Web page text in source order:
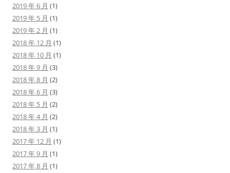
2019 年 6 月 (1)
2019 年 5 月 (1)
2019 年 2 月 (1)
2018 年 12 月 (1)
2018 年 10 月 (1)
2018 年 9 月 (3)
2018 年 8 月 (2)
2018 年 6 月 (3)
2018 年 5 月 (2)
2018 年 4 月 (2)
2018 年 3 月 (1)
2017 年 12 月 (1)
2017 年 9 月 (1)
2017 年 8 月 (1)